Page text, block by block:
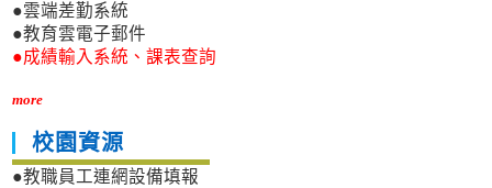
●雲端差勤系統
●教育雲電子郵件
●成績輸入系統、課表查詢
more
校園資源
●教職員工連網設備填報